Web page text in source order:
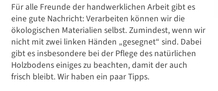
Für alle Freunde der handwerklichen Arbeit gibt es
eine gute Nachricht: Verarbeiten können wir die
ökologischen Materialien selbst. Zumindest, wenn wir
nicht mit zwei linken Händen „gesegnet“ sind. Dabei
gibt es insbesondere bei der Pflege des natürlichen
Holzbodens einiges zu beachten, damit der auch
frisch bleibt. Wir haben ein paar Tipps.